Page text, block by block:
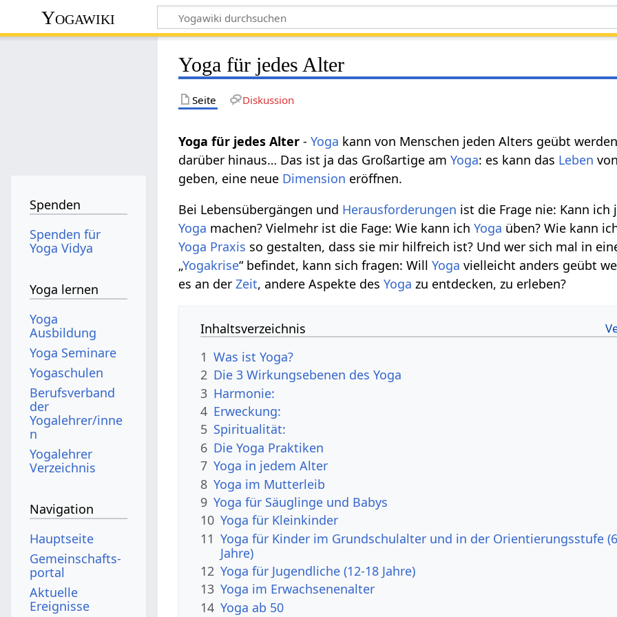
Yogawiki
Yoga für jedes Alter
Seite Diskussion
Yoga für jedes Alter -Yoga kann von Menschen jeden Alters geübt
darüber hinaus… Das ist ja das Großartige amYoga: es kann das Leben
geben, eine neue Dimension eröffnen.
Bei Lebensübergängen und Herausforderungen ist die Frage nie: Kann ich
Yoga machen? Vielmehr ist die Fage: Wie kann ichYoga üben? Wie kann
Yoga Praxis so gestalten, dass sie mir hilfreich ist? Und wer sich mal in
„Yogakrise“ befindet, kann sich fragen: WillYoga vielleicht anders geübt
es an derZeit, andere Aspekte desYoga zu entdecken, zu erleben?
Inhaltsverzeichnis
1 Was ist Yoga?
2 Die 3 Wirkungsebenen des Yoga
3 Harmonie:
4 Erweckung:
5 Spiritualität:
6 Die Yoga Praktiken
7 Yoga in jedem Alter
8 Yoga im Mutterleib
9 Yoga für Säuglinge und Babys
10 Yoga für Kleinkinder
11 Yoga für Kinder im Grundschulalter und in der Orientierungsstufe
Jahre)
12 Yoga für Jugendliche (12-18 Jahre)
13 Yoga im Erwachsenenalter
14 Yoga ab 50
Spenden
Spenden für
Yoga Vidya
Yoga lernen
Yoga
Ausbildung
Yoga Seminare
Yogaschulen
Berufsverband
der
Yogalehrer/inne
n
Yogalehrer
Verzeichnis
Navigation
Hauptseite
Gemeinschafts­
portal
Aktuelle
Ereignisse